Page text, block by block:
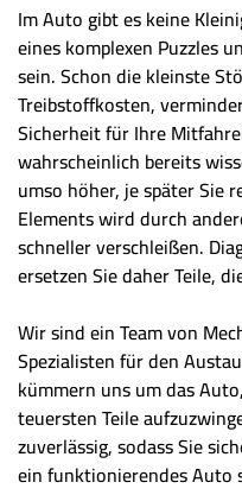
Im Auto gibt es keine
eines komplexen Puzzles
sein. Schon die kleinste
Treibstoffkosten,
Sicherheit für Ihre
wahrscheinlich bereits
umso höher, je später Sie
Elements wird durch
schneller verschleißen.
ersetzen Sie daher Teile,
Wir sind ein Team von
Spezialisten für den
kümmern uns um das
teuersten Teile
zuverlässig, sodass Sie
ein funktionierendes Auto